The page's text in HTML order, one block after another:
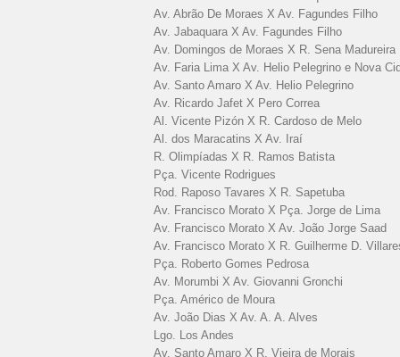
Av. Abrão De Moraes X Av. Fagundes Filho
Av. Jabaquara X Av. Fagundes Filho
Av. Domingos de Moraes X R. Sena Madureira
Av. Faria Lima X Av. Helio Pelegrino e Nova
Av. Santo Amaro X Av. Helio Pelegrino
Av. Ricardo Jafet X Pero Correa
Al. Vicente Pizón X R. Cardoso de Melo
Al. dos Maracatins X Av. Iraí
R. Olimpíadas X R. Ramos Batista
Pça. Vicente Rodrigues
Rod. Raposo Tavares X R. Sapetuba
Av. Francisco Morato X Pça. Jorge de Lima
Av. Francisco Morato X Av. João Jorge Saad
Av. Francisco Morato X R. Guilherme D.
Pça. Roberto Gomes Pedrosa
Av. Morumbi X Av. Giovanni Gronchi
Pça. Américo de Moura
Av. João Dias X Av. A. A. Alves
Lgo. Los Andes
Av. Santo Amaro X R. Vieira de Morais